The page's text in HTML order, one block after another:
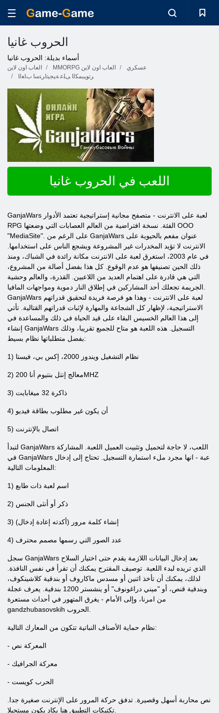
الحروب غانيا
أسماء بديلة: الحروب غانيا
العاب اون لاين MMORPG العاب اون لاين
عسكري
ﺮﺗﻮﻴﺒﻤﻜﻟﺍ ﻰﻠﻋ ﺔﻴﺠﻴﺗﺍﺮﺘﺳﺍ ﺏﺎﻌﻟﺍ
اللعب في الحروب غانيا
GanjaWars لعبة على الانترنت - متصفح مجانية إستراتيجية تعتمد الأدوار
RPG الفئة. نسخة افتراضية من العالم العصابات التي وضعتها OOO
"MediaSite". على الرغم من GanjaWars عنوان مفعم بالحيوية على
الانترنت لا تؤيد المخدرات غير المشروعة ويشجع الناس على استخدامها.
في عام 2003، استغرق لعبة على الانترنت مكانة رائدة في الشباك، ومنذ
ذلك الحين تصنيفها هو عدم الوقوع. كل هذا بفضل أصالة من المشروع،
التي هي قادرة على اهتمام العديد من اللاعبين. القذرة، والعالم وحشية
الجريمة تجعلك أحد المشاركين في إطلاق النار دموية ومواجهات المافيا.
GanjaWars لعبة على الانترنت - وهذا هو فرصة فريدة لتحقيق قدراتهم
الاستراتيجية، لإظهار كل الشجاعة والمهارة لإثبات قدراتهم القتالية. تأتي
إلى هذا العالم الخسيس البقاء على قيد الحياة في ذلك والمساعدة في
إنشاء GanjaWars التسجيل. هذه اللعبة هو متاح للجميع تقريبا، وذلك
بفضل متطلباتها نظام بسيط:
1) نظام التشغيل ويندوز 2000، إكس بي، فيستا
2) معالج إنتل بنتيوم أنا 200MHZ
3) ذاكرة 32 ميغابايت
4) أن يكون غير مطلوب بطاقة فيديو
5) اتصال بالإنترنت
لتبدأ GanjaWars اللعب، لا حاجة لتحميل وتثبيت العميل اللعبة. المشاركة
في GanjaWars عبة - انها مجرد ملء استمارة التسجيل. تحتاج إلى إدخال
المعلومات التالية:
1) اسم لعبة ذات طابع
2) ذكر أو أنثى الجنس
3) إنشاء كلمة مرور (أكدته إعادة إدخال)
4) عدد الصور التي رسمها مصمم محترف
سجل GanjaWars بعد إدخال البيانات اللازمة يقدم حتى اختيار السلاح
الذي تريده لبدء اللعبة. توصيف المقترح يمكنك أن تقرأ في نفس النافذة.
لذلك، يمكنك أن تأخذ اثنين أو مسدس ماكاروف أو بندقية كلاشينكوف،
وبندقية قنص، أو "ميني دراغونوف" أو ينشستر 1200 بندقية. يعرف عجلة
من امرنا، وإلى الأمام - يغرق المتهور في أحداث مستعرة
نظام حماية الأصناف النباتية تتكون من المعارك التالية:
- المعركة نص
- معركة الجرافيك
- الحرب كويست
نص محاربة أسهل وقصيرة. تدفق حركة المرور على الإنترنت صغيرة جدا.